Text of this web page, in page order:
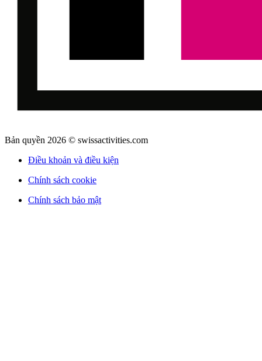
Bản quyền 2026 © swissactivities.com
Điều khoản và điều kiện
Chính sách cookie
Chính sách bảo mật